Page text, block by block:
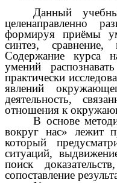
Данный
целенаправленно
формируя приёмы
синтез, сравнение,
Содержание курса
умений
практически
явлений
деятельность,
отношения к
В основе
вокруг нас» лежит
который
ситуаций,
поиск
сопоставление